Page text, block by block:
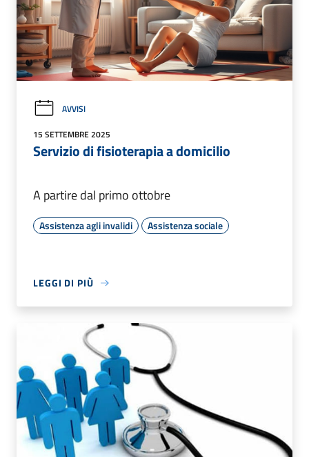
AVVISI
15 SETTEMBRE 2025
Servizio di fisioterapia a domicilio
A partire dal primo ottobre
Assistenza agli invalidi Assistenza sociale
LEGGI DI PIÙ